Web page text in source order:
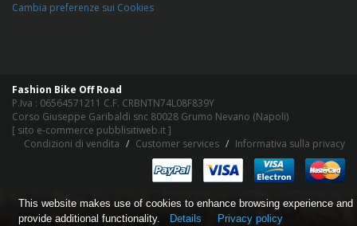
Cambia preferenze sui Cookies
Fashion Bike Off Road
P.Iva : 06564571211 C.F. CRBNTN74L08F839Y
Corso Giuseppe Garibaldi snc 80028 Grumo Nevano (Napoli)
[ sito e-commerce pubblisitiweb.it]
Condizioni di vendita
Customer services Informativa sulla privacy
This website makes use of cookies to enhance browsing experience and
provide additional functionality.
Details Privacy policy